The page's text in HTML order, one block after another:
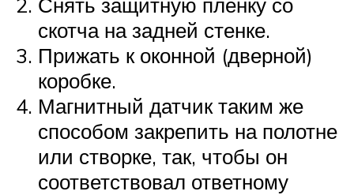
Снять защитную пленку со
скотча на задней стенке.
Прижать к оконной (дверной)
коробке.
Магнитный датчик таким же
способом закрепить на полотне
или створке, так, чтобы он
соответствовал ответному